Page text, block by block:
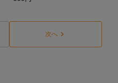
次へ